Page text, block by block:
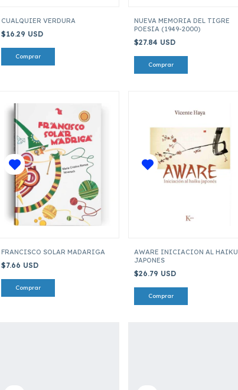
CUALQUIER VERDURA
$16.29 USD
NUEVA MEMORIA DEL TIGRE
POESIA (1949-2000)
$27.84 USD
FRANCISCO SOLAR MADARIGA
$7.66 USD
AWARE INICIACION AL HAIKU
JAPONES
$26.79 USD